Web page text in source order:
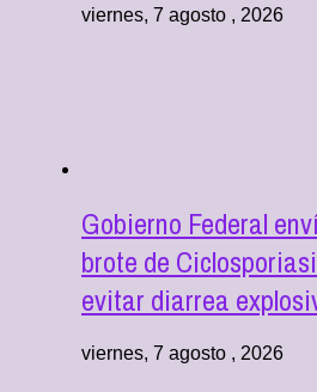
viernes, 7 agosto , 2026
Gobierno Federal
brote de
evitar diarrea
viernes, 7 agosto , 2026